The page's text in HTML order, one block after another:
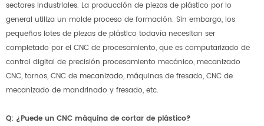
sectores industriales. La producción de piezas de plástico por lo
general utiliza un molde proceso de formación. Sin embargo, los
pequeños lotes de piezas de plástico todavía necesitan ser
completado por el CNC de procesamiento, que es computarizado de
control digital de precisión procesamiento mecánico, mecanizado
CNC, tornos, CNC de mecanizado, máquinas de fresado, CNC de
mecanizado de mandrinado y fresado, etc.
Q: ¿Puede un CNC máquina de cortar de plástico?